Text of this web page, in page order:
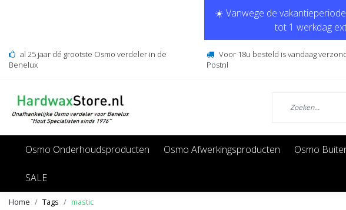
☀️ Vanwege de
tot 1 werkdag
al 25 jaar dé grootste Osmo verdeler in de
Benelux
Voor 18u besteld is vandaag
Postnl
Osmo Onderhoudsproducten Osmo Afwerkingsproducten Osmo
SALE
Home Tags mastic